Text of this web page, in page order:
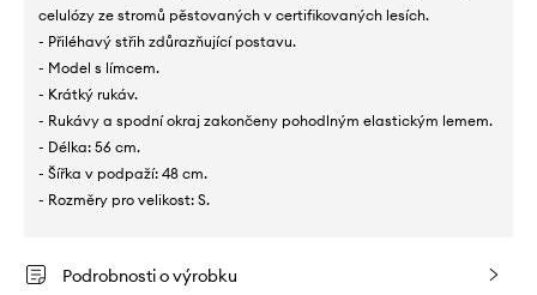
celulózy ze stromů pěstovaných v certifikovaných lesích.
- Přiléhavý střih zdůrazňující postavu.
- Model s límcem.
- Krátký rukáv.
- Rukávy a spodní okraj zakončeny pohodlným elastickým lemem.
- Délka: 56 cm.
- Šířka v podpaží: 48 cm.
- Rozměry pro velikost: S.
Podrobnosti o výrobku